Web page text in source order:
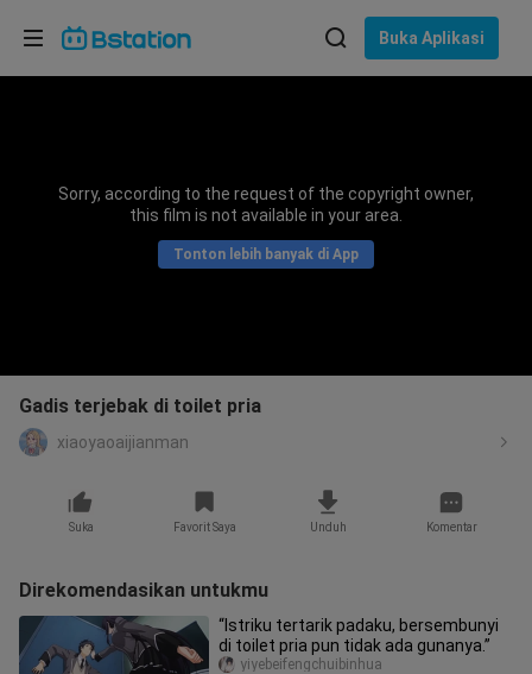
Buka Aplikasi
Sorry, according to the request of the copyright owner,
this film is not available in your area.
Tonton lebih banyak di App
Gadis terjebak di toilet pria
xiaoyaoaijianman
Suka Favorit Saya Unduh Komentar
Direkomendasikan untukmu
“Istriku tertarik padaku, bersembunyi
di toilet pria pun tidak ada gunanya.”
yiyebeifengchuibinhua
Pilih bahasa
Bahasa Indonesia